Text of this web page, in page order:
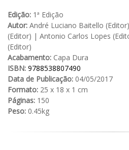
Edição: 1ª Edição
Autor: André Luciano Baitello
(Editor) | Antonio Carlos Lopes
(Editor)
Acabamento: Capa Dura
ISBN: 9788538807490
Data de Publicação: 04/05/2017
Formato: 25 x 18 x 1 cm
Páginas: 150
Peso: 0.45kg